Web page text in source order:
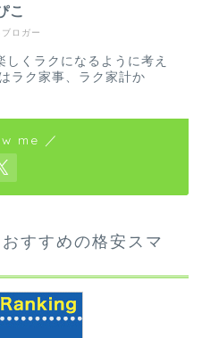
ロガー
こ
くラクになるように考え
ラク家事、ラク家計か
me ／
すすめの格安スマ